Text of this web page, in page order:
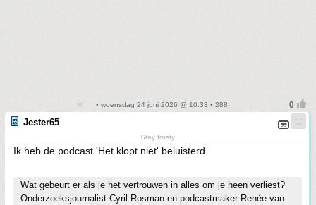
• woensdag 24 juni 2026 @ 10:33 • 288
Jester65
Stay frosty
Ik heb de podcast 'Het klopt niet' beluisterd.
Wat gebeurt er als je het vertrouwen in alles om je heen verliest?
Onderzoeksjournalist Cyril Rosman en podcastmaker Renée van